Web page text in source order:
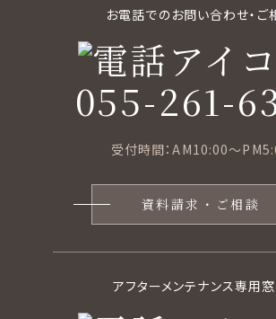
お電話でのお問い合わせ・ご
055-261-
受付時間：AM10:00〜
資料請求・ご相談
アフターメンテナンス専用